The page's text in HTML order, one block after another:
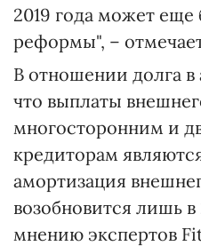
2019 года может еще
реформы", –
В отношении долга в
что выплаты
многосторонним и
кредиторам
амортизация
возобновится лишь в
мнению экспертов